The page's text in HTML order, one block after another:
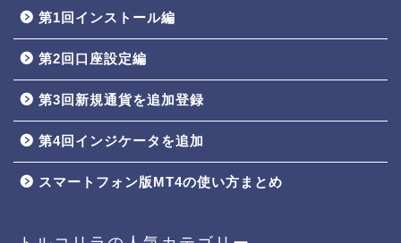
第1回インストール編
第2回口座設定編
第3回新規通貨を追加登録
第4回インジケータを追加
スマートフォン版MT4の使い方まとめ